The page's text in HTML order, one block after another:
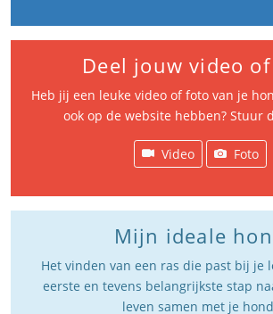
Deel jouw video
Heb jij een leuke video of foto van je
ook op de website hebben? Stuur
Video Foto
Mijn ideale
Het vinden van een ras die past bij je
eerste en tevens belangrijkste stap
leven samen met je